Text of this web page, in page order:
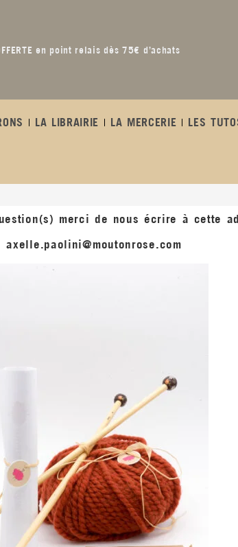
en point relais dès 75€ d’achats
LA LIBRAIRIE LA MERCERIE
LES
merci de nous écrire à cette
axelle.paolini@moutonrose.com